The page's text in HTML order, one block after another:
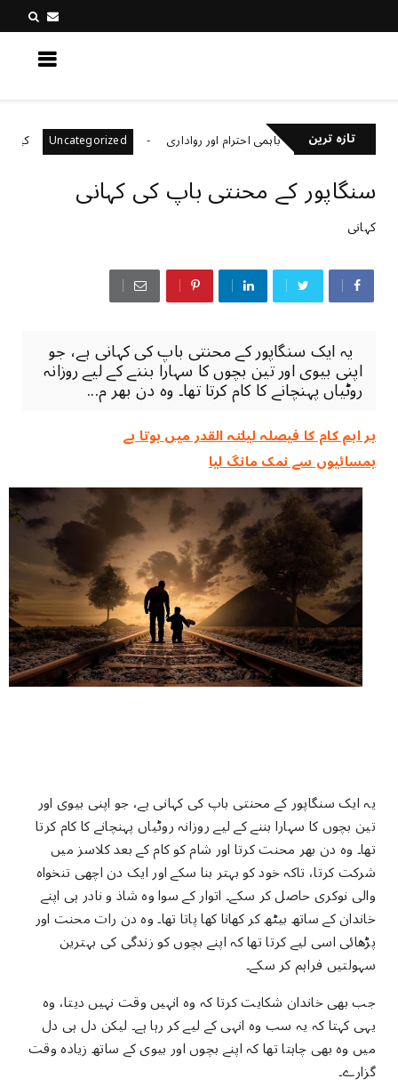
تازہ ترینباہمی احترام اور رواداری Uncategorized کیا آپ فراڈ
سنگاپور کے محنتی باپ کی کہانی
کہانی
یہ ایک سنگاپور کے محنتی باپ کی کہانی ہے، جو
اپنی بیوی اور تین بچوں کا سہارا بننے کے لیے روزانہ
روٹیاں پہنچانے کا کام کرتا تھا۔ وہ دن بھر م...
ہر اہم کام کا فیصلہ ‏لیلتہ القدر ‏میں ‏ہوتا ‏ہے
ہمسائیوں سے نمک مانگ لیا
یہ ایک سنگاپور کے محنتی باپ کی کہانی ہے، جو اپنی بیوی اور
تین بچوں کا سہارا بننے کے لیے روزانہ روٹیاں پہنچانے کا کام کرتا
تھا۔ وہ دن بھر محنت کرتا اور شام کو کام کے بعد کلاسز میں
شرکت کرتا، تاکہ خود کو بہتر بنا سکے اور ایک دن اچھی تنخواہ
والی نوکری حاصل کر سکے۔ اتوار کے سوا وہ شاذ و نادر ہی اپنے
خاندان کے ساتھ بیٹھ کر کھانا کھا پاتا تھا۔ وہ دن رات محنت اور
پڑھائی اسی لیے کرتا تھا کہ اپنے بچوں کو زندگی کی بہترین
سہولتیں فراہم کر سکے۔
جب بھی خاندان شکایت کرتا کہ وہ انہیں وقت نہیں دیتا، وہ
یہی کہتا کہ یہ سب وہ انہی کے لیے کر رہا ہے۔ لیکن دل ہی دل
میں وہ بھی چاہتا تھا کہ اپنے بچوں اور بیوی کے ساتھ زیادہ وقت
گزارے۔